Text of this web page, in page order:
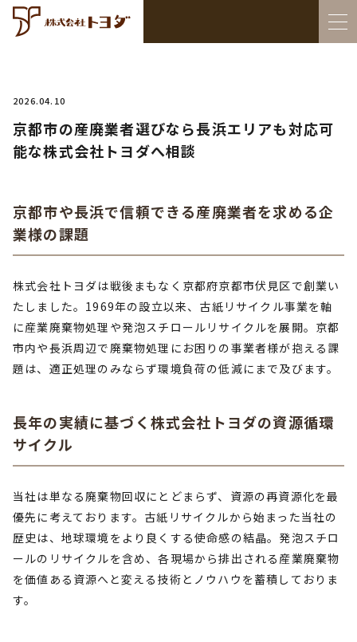
2026.04.10
京都市の産廃業者選びなら長浜エリアも対応可
能な株式会社トヨダへ相談
京都市や長浜で信頼できる産廃業者を求める企
業様の課題
株式会社トヨダは戦後まもなく京都府京都市伏見区で創業い
たしました。1969年の設立以来、古紙リサイクル事業を軸
に産業廃棄物処理や発泡スチロールリサイクルを展開。京都
市内や長浜周辺で廃棄物処理にお困りの事業者様が抱える課
題は、適正処理のみならず環境負荷の低減にまで及びます。
長年の実績に基づく株式会社トヨダの資源循環
サイクル
当社は単なる廃棄物回収にとどまらず、資源の再資源化を最
優先に考えております。古紙リサイクルから始まった当社の
歴史は、地球環境をより良くする使命感の結晶。発泡スチロ
ールのリサイクルを含め、各現場から排出される産業廃棄物
を価値ある資源へと変える技術とノウハウを蓄積しておりま
す。